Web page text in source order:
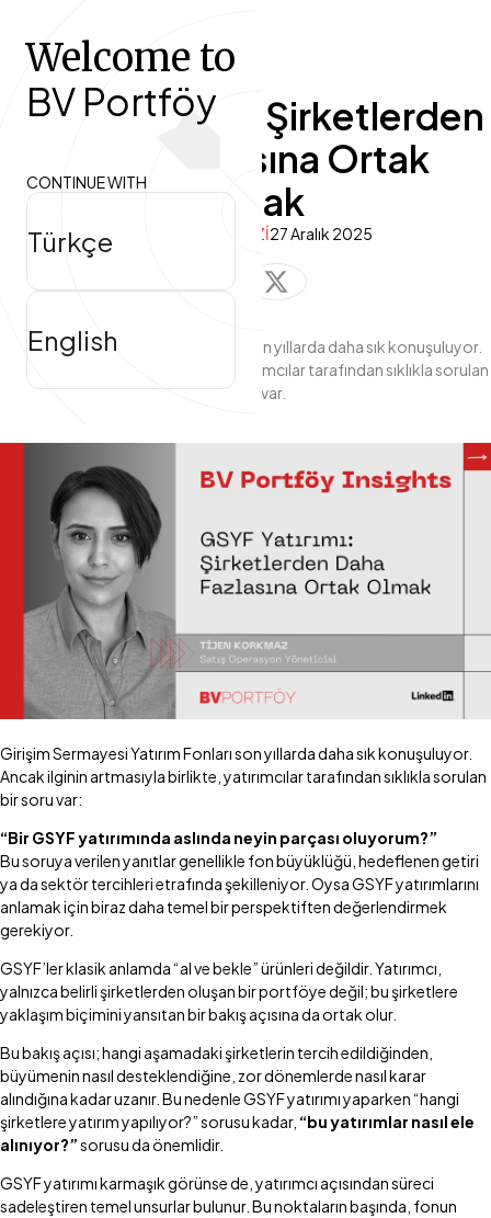
Hakkımızda
Araştırma Merkezi
GSYF Yatırımı: Şirketlerden
Daha Fazlasına Ortak
Olmak
ARAŞTIRMA MERKEZİ27 Aralık 2025
Girişim Sermayesi Yatırım Fonları son yıllarda daha sık konuşuluyor.
Ancak ilginin artmasıyla birlikte, yatırımcılar tarafından sıklıkla sorulan
bir soru var.
Girişim Sermayesi Yatırım Fonları son yıllarda daha sık konuşuluyor.
Ancak ilginin artmasıyla birlikte, yatırımcılar tarafından sıklıkla sorulan
bir soru var:
“Bir GSYF yatırımında aslında neyin parçası oluyorum?”
Bu soruya verilen yanıtlar genellikle fon büyüklüğü, hedeflenen getiri
ya da sektör tercihleri etrafında şekilleniyor. Oysa GSYF yatırımlarını
anlamak için biraz daha temel bir perspektiften değerlendirmek
gerekiyor.
GSYF’ler klasik anlamda “al ve bekle” ürünleri değildir. Yatırımcı,
yalnızca belirli şirketlerden oluşan bir portföye değil; bu şirketlere
yaklaşım biçimini yansıtan bir bakış açısına da ortak olur.
Bu bakış açısı; hangi aşamadaki şirketlerin tercih edildiğinden,
büyümenin nasıl desteklendiğine, zor dönemlerde nasıl karar
alındığına kadar uzanır. Bu nedenle GSYF yatırımı yaparken “hangi
şirketlere yatırım yapılıyor?” sorusu kadar, “bu yatırımlar nasıl ele
alınıyor?”sorusu da önemlidir.
GSYF yatırımı karmaşık görünse de, yatırımcı açısından süreci
sadeleştiren temel unsurlar bulunur. Bu noktaların başında, fonun
Welcome to
BV Portföy
CONTINUE WITH
Türkçe
English